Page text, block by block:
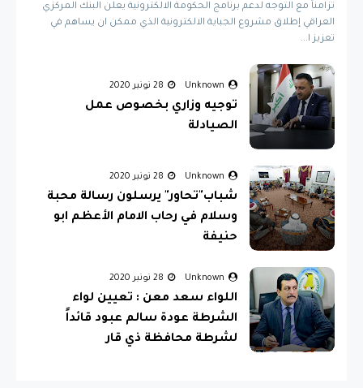
تزامناً مع التوجه لدعم برنامج الحكومة الالكترونية يعلن البنك المركزي
العراقي إطلاق مشروع الجباية الالكترونية الذي ممكن ان يساهم في
تعزيز ا...
Unknown 28 نونبر 2020
توجيه وزاري بخصوص عمل
الصيادلة
Unknown 28 نونبر 2020
شباب"تحاور" يرسلون رسالة محبة
وسلام في رحاب الامام الأعظم ابو
حنيفة
Unknown 28 نونبر 2020
اللواء سعد معن : تعيين لواء
الشرطة عودة سالم عبود قائداً
لشرطة محافظة ذي قار